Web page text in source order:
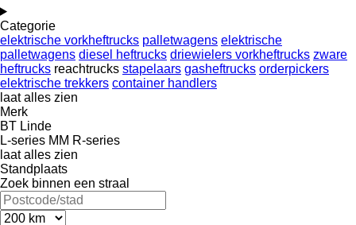
Categorie
elektrische vorkheftrucks palletwagens elektrische
palletwagens diesel heftrucks driewielers vorkheftrucks zware
heftrucks reachtrucks stapelaars gasheftrucks orderpickers
elektrische trekkers container handlers
laat alles zien
Merk
BT Linde
L-series MM R-series
laat alles zien
Standplaats
Zoek binnen een straal